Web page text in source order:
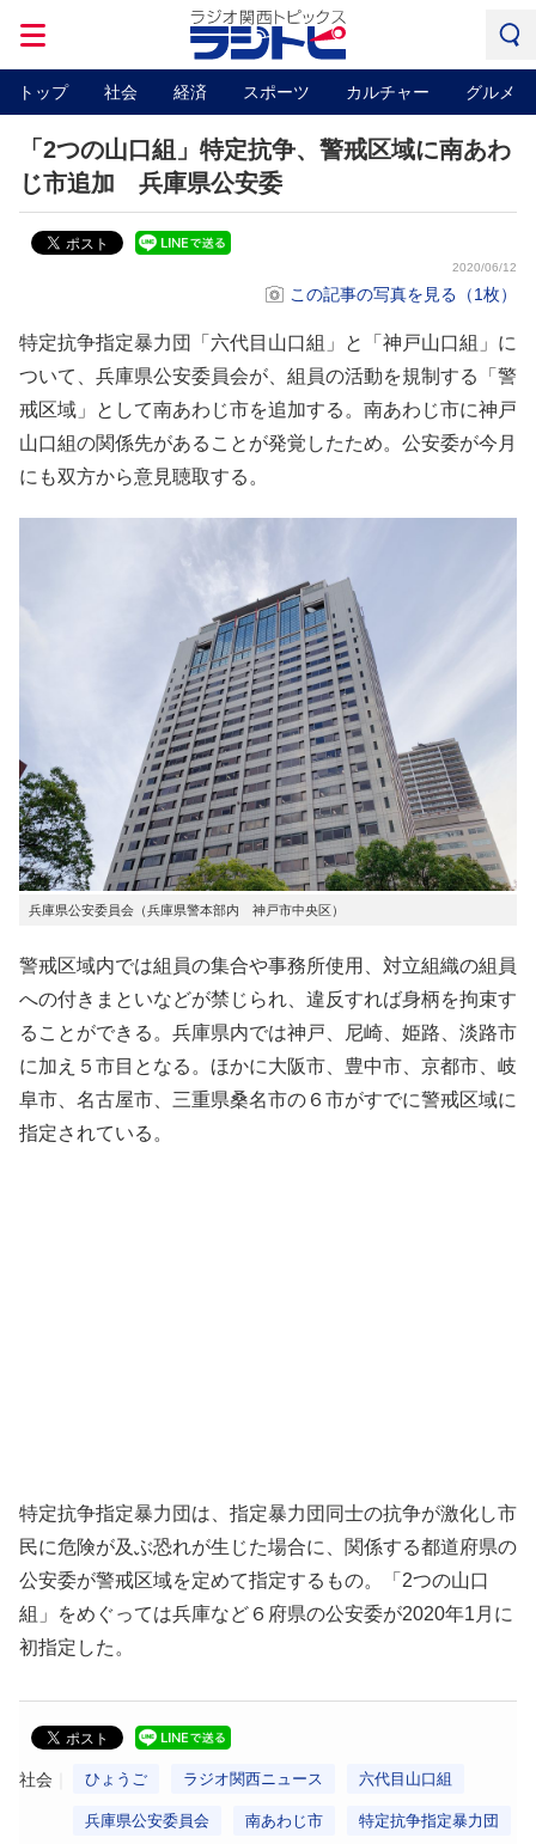
トップ 社会 経済 スポーツ カルチャー グルメ
「2つの山口組」特定抗争、警戒区域に南あわ
じ市追加 兵庫県公安委
2020/06/12
この記事の写真を見る（1枚）
特定抗争指定暴力団「六代目山口組」と「神戸山口組」に
ついて、兵庫県公安委員会が、組員の活動を規制する「警
戒区域」として南あわじ市を追加する。南あわじ市に神戸
山口組の関係先があることが発覚したため。公安委が今月
にも双方から意見聴取する。
兵庫県公安委員会（兵庫県警本部内 神戸市中央区）
警戒区域内では組員の集合や事務所使用、対立組織の組員
への付きまといなどが禁じられ、違反すれば身柄を拘束す
ることができる。兵庫県内では神戸、尼崎、姫路、淡路市
に加え５市目となる。ほかに大阪市、豊中市、京都市、岐
阜市、名古屋市、三重県桑名市の６市がすでに警戒区域に
指定されている。
特定抗争指定暴力団は、指定暴力団同士の抗争が激化し市
民に危険が及ぶ恐れが生じた場合に、関係する都道府県の
公安委が警戒区域を定めて指定するもの。「2つの山口
組」をめぐっては兵庫など６府県の公安委が2020年1月に
初指定した。
社会 ひょうご ラジオ関西ニュース 六代目山口組
兵庫県公安委員会 南あわじ市 特定抗争指定暴力団